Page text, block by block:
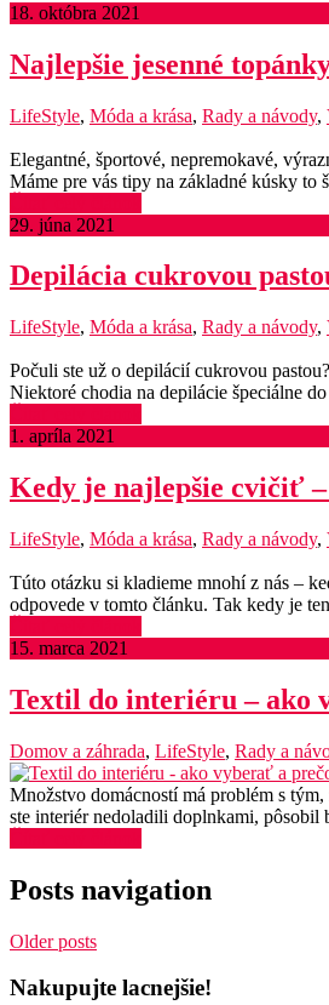
18. októbra 2021
Najlepšie jesenné
LifeStyle, Móda a krása, Rady a návody,
Elegantné, športové, nepremokavé,
Máme pre vás tipy na základné kúsky to
29. júna 2021
Depilácia cukrovou
LifeStyle, Móda a krása, Rady a návody,
Počuli ste už o depilácií cukrovou
Niektoré chodia na depilácie špeciálne
1. apríla 2021
Kedy je najlepšie cvičiť
LifeStyle, Móda a krása, Rady a návody,
Túto otázku si kladieme mnohí z nás –
odpovede v tomto článku. Tak kedy je
15. marca 2021
Textil do interiéru – ako
Domov a záhrada, LifeStyle, Rady a
Množstvo domácností má problém s
ste interiér nedoladili doplnkami,
Posts navigation
Older posts
Nakupujte lacnejšie!